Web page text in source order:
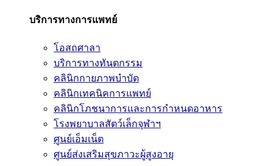
บริการทางการแพทย์
โอสถศาลา
บริการทางทันตกรรม
คลินิกกายภาพบำบัด
คลินิกเทคนิคการแพทย์
คลินิกโภชนาการและการกำหนดอาหาร
โรงพยาบาลสัตว์เล็กจุฬาฯ
ศูนย์เอ็มเน็ต
ศูนย์ส่งเสริมสุขภาวะผู้สูงอายุ